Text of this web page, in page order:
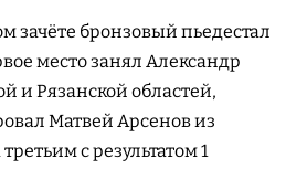
зачёте бронзовый пьедестал
место занял Александр
и Рязанской областей,
Матвей Арсенов из
с результатом 1